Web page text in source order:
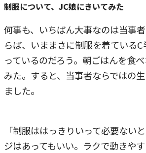
制服について、JC娘にきいてみた
何事も、いちばん大事なのは当事
らば、いままさに制服を着ている
っているのだろう。朝ごはんを食
みた。すると、当事者ならではの
ました。
「制服ははっきりいって必要ない
ジはあってもいい。ラクで動きや